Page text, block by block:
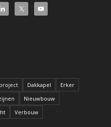
Dakkapel
Erker
Nieuwbouw
Verbouw